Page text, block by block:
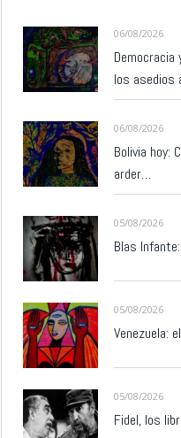
06/08/2026
los asedios
06/08/2026
Bolivia hoy:
arder…
05/08/2026
Blas
05/08/2026
Venezuela:
05/08/2026
Fidel, los